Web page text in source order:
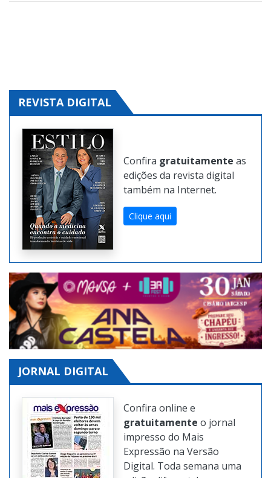
REVISTA DIGITAL
Confira gratuitamente
edições da revista digital
Clique aqui
JORNAL DIGITAL
Confira online e
gratuitamenteo jornal
impresso do Mais
Expressão na Versão
Digital. Toda semana uma